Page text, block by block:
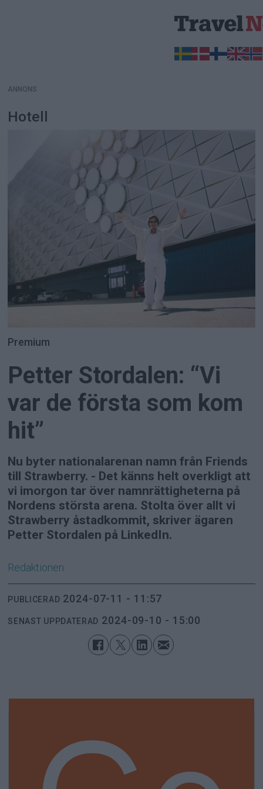
ANNONS
Hotell
Premium
Petter Stordalen: “Vi
var de första som kom
hit”
Nu byter nationalarenan namn från Friends
till Strawberry. - Det känns helt overkligt att
vi imorgon tar över namnrättigheterna på
Nordens största arena. Stolta över allt vi
Strawberry åstadkommit, skriver ägaren
Petter Stordalen på LinkedIn.
Redaktionen
PUBLICERAD 2024-07-11 - 11:57
SENAST UPPDATERAD 2024-09-10 - 15:00